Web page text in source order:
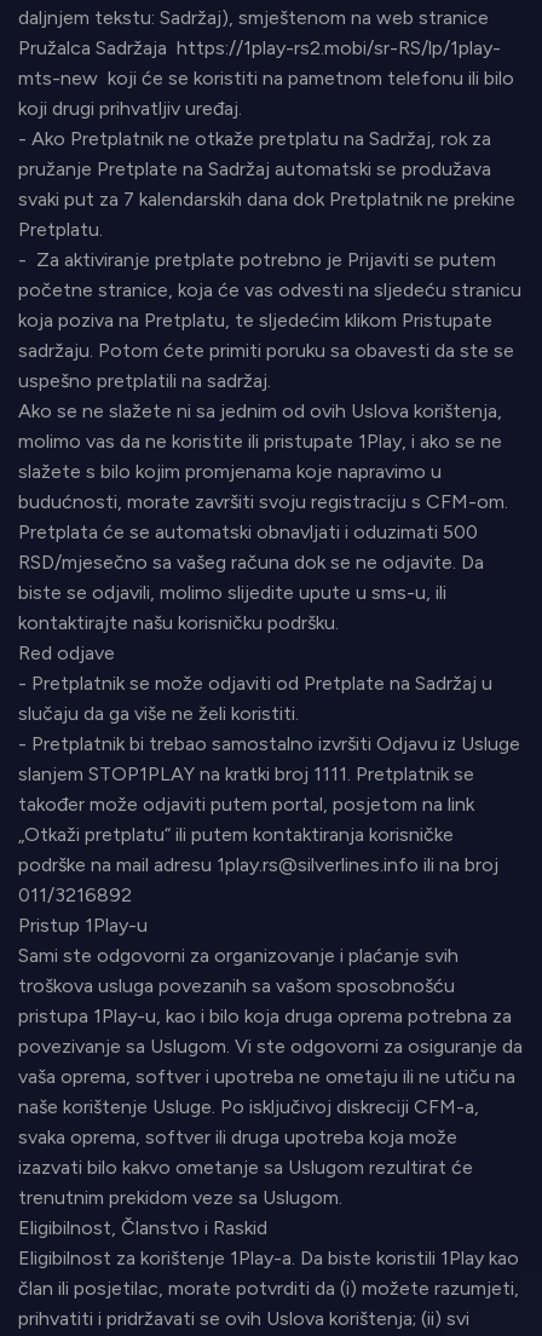
daljnjem tekstu: Sadržaj), smještenom na web stranice
Pružalca Sadržaja https://1play-rs2.mobi/sr-RS/lp/1play-
mts-new koji će se koristiti na pametnom telefonu ili bilo
koji drugi prihvatljiv uređaj.
- Ako Pretplatnik ne otkaže pretplatu na Sadržaj, rok za
pružanje Pretplate na Sadržaj automatski se produžava
svaki put za 7 kalendarskih dana dok Pretplatnik ne prekine
Pretplatu.
- Za aktiviranje pretplate potrebno je Prijaviti se putem
početne stranice, koja će vas odvesti na sljedeću stranicu
koja poziva na Pretplatu, te sljedećim klikom Pristupate
sadržaju. Potom ćete primiti poruku sa obavesti da ste se
uspešno pretplatili na sadržaj.
Ako se ne slažete ni sa jednim od ovih Uslova korištenja,
molimo vas da ne koristite ili pristupate 1Play, i ako se ne
slažete s bilo kojim promjenama koje napravimo u
budućnosti, morate završiti svoju registraciju s CFM-om.
Pretplata će se automatski obnavljati i oduzimati 500
RSD/mjesečno sa vašeg računa dok se ne odjavite. Da
biste se odjavili, molimo slijedite upute u sms-u, ili
kontaktirajte našu korisničku podršku.
Red odjave
- Pretplatnik se može odjaviti od Pretplate na Sadržaj u
slučaju da ga više ne želi koristiti.
- Pretplatnik bi trebao samostalno izvršiti Odjavu iz Usluge
slanjem STOP1PLAY na kratki broj 1111. Pretplatnik se
također može odjaviti putem portal, posjetom na link
„Otkaži pretplatu“ ili putem kontaktiranja korisničke
podrške na mail adresu 1play.rs@silverlines.info ili na broj
011/3216892
Pristup 1Play-u
Sami ste odgovorni za organizovanje i plaćanje svih
troškova usluga povezanih sa vašom sposobnošću
pristupa 1Play-u, kao i bilo koja druga oprema potrebna za
povezivanje sa Uslugom. Vi ste odgovorni za osiguranje da
vaša oprema, softver i upotreba ne ometaju ili ne utiču na
naše korištenje Usluge. Po isključivoj diskreciji CFM-a,
svaka oprema, softver ili druga upotreba koja može
izazvati bilo kakvo ometanje sa Uslugom rezultirat će
trenutnim prekidom veze sa Uslugom.
Eligibilnost, Članstvo i Raskid
Eligibilnost za korištenje 1Play-a. Da biste koristili 1Play kao
član ili posjetilac, morate potvrditi da (i) možete razumjeti,
prihvatiti i pridržavati se ovih Uslova korištenja; (ii) svi